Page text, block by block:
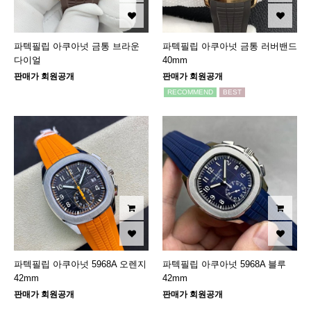
파텍필립 아쿠아넛 금통 브라운
다이얼
판매가 회원공개
파텍필립 아쿠아넛 금통 러버밴드
40mm
판매가 회원공개
RECOMMEND BEST
파텍필립 아쿠아넛 5968A 오렌지
42mm
판매가 회원공개
파텍필립 아쿠아넛 5968A 블루
42mm
판매가 회원공개